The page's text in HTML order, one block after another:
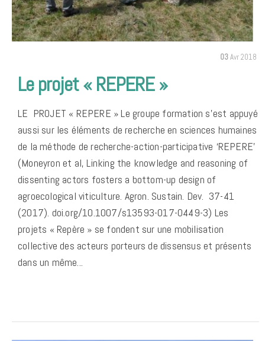
03Avr 2018
Le projet « REPERE »
LE PROJET « REPERE » Le groupe formation s’est appuyé
aussi sur les éléments de recherche en sciences humaines
de la méthode de recherche-action-participative ‘REPERE’
(Moneyron et al, Linking the knowledge and reasoning of
dissenting actors fosters a bottom-up design of
agroecological viticulture. Agron. Sustain. Dev. 37-41
(2017). doi.org/10.1007/s13593-017-0449-3) Les
projets « Repère » se fondent sur une mobilisation
collective des acteurs porteurs de dissensus et présents
dans un même...